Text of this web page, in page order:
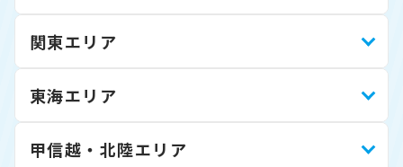
関東エリア
東海エリア
甲信越・北陸エリア